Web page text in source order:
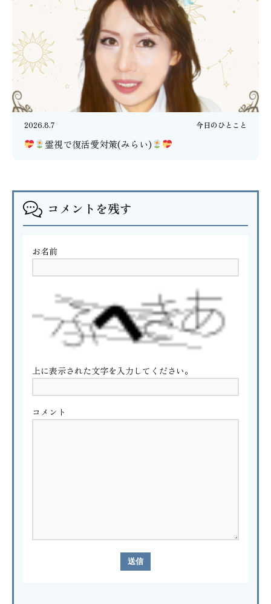
2026.8.7 今日のひとこと
霊視で復活愛対策(みらい)
コメントを残す
お名前
上に表示された文字を入力してください。
コメント